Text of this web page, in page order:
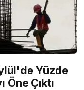
Yüzde
Çıktı